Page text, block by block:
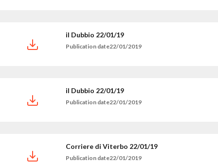
il Dubbio 22/01/19
Publication date22/01/2019
il Dubbio 22/01/19
Publication date22/01/2019
Corriere di Viterbo 22/01/19
Publication date22/01/2019